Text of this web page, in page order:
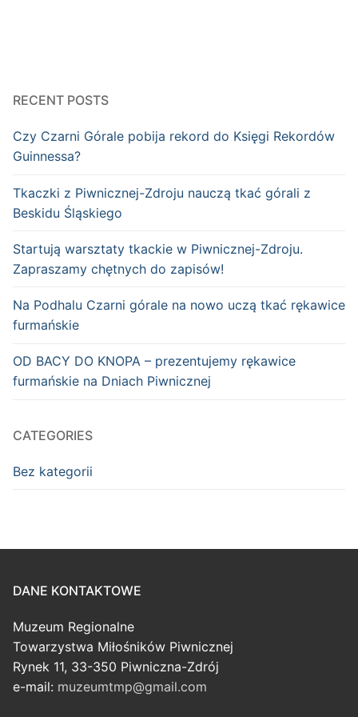
RECENT POSTS
Czy Czarni Górale pobija rekord do Księgi Rekordów
Guinnessa?
Tkaczki z Piwnicznej-Zdroju nauczą tkać górali z
Beskidu Śląskiego
Startują warsztaty tkackie w Piwnicznej-Zdroju.
Zapraszamy chętnych do zapisów!
Na Podhalu Czarni górale na nowo uczą tkać rękawice
furmańskie
OD BACY DO KNOPA – prezentujemy rękawice
furmańskie na Dniach Piwnicznej
CATEGORIES
Bez kategorii
DANE KONTAKTOWE
Muzeum Regionalne
Towarzystwa Miłośników Piwnicznej
Rynek 11, 33-350 Piwniczna-Zdrój
e-mail: muzeumtmp@gmail.com